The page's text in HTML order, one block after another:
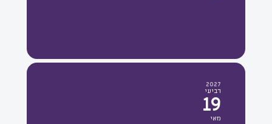
2027
רביעי
19
מאי